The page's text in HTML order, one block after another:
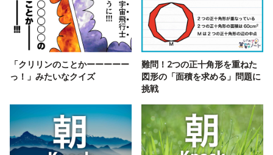
「クリリンのことかーーーーー
っ！」みたいなクイズ
難問！2つの正十角形を重ねた
図形の「面積を求める」問題に
挑戦